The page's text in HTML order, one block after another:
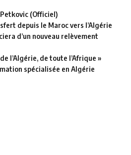
Petkovic (Officiel)
depuis le Maroc vers l’Algérie
d’un nouveau relèvement
l’Algérie, de toute l’Afrique »
spécialisée en Algérie